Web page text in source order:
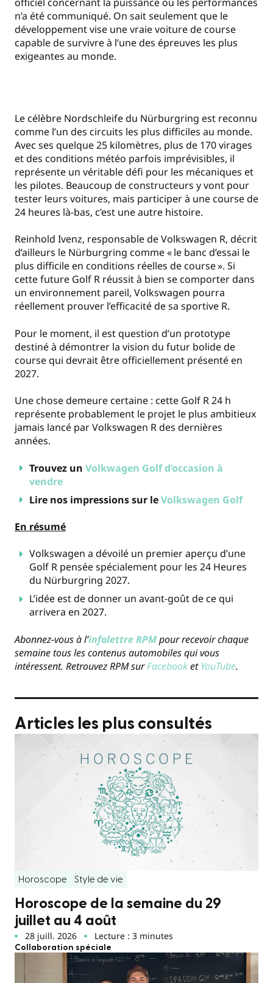
n’a été communiqué. On sait seulement que le
développement vise une vraie voiture de course
capable de survivre à l’une des épreuves les plus
exigeantes au monde.
Le célèbre Nordschleife du Nürburgring est reconnu
comme l’un des circuits les plus difficiles au monde.
Avec ses quelque 25 kilomètres, plus de 170 virages
et des conditions météo parfois imprévisibles, il
représente un véritable défi pour les mécaniques et
les pilotes. Beaucoup de constructeurs y vont pour
tester leurs voitures, mais participer à une course de
24 heures là-bas, c’est une autre histoire.
Reinhold Ivenz, responsable de Volkswagen R, décrit
d’ailleurs le Nürburgring comme « le banc d’essai le
plus difficile en conditions réelles de course ». Si
cette future Golf R réussit à bien se comporter dans
un environnement pareil, Volkswagen pourra
réellement prouver l’efficacité de sa sportive R.
Pour le moment, il est question d’un prototype
destiné à démontrer la vision du futur bolide de
course qui devrait être officiellement présenté en
2027.
Une chose demeure certaine : cette Golf R 24 h
représente probablement le projet le plus ambitieux
jamais lancé par Volkswagen R des dernières
années.
Trouvez un Volkwagen Golf d’occasion à
vendre
Lire nos impressions sur leVolkswagen Golf
En résumé
Volkswagen a dévoilé un premier aperçu d’une
Golf R pensée spécialement pour les 24 Heures
du Nürburgring 2027.
L’idée est de donner un avant-goût de ce qui
arrivera en 2027.
Abonnez-vous à l’infolettre RPMpour recevoir chaque
semaine tous les contenus automobiles qui vous
intéressent. Retrouvez RPM surFacebooketYouTube.
Articles les plus consultés
Horoscope Style de vie
Horoscope de la semaine du 29
juillet au 4 août
28 juill. 2026 Lecture : 3 minutes
Collaboration spéciale